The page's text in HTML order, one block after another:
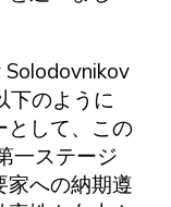
下のように
として、この
一ステージ
家への納期遵